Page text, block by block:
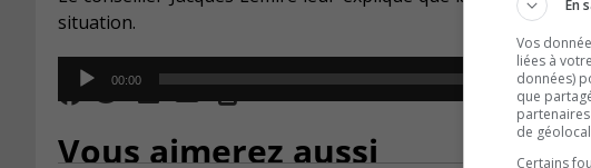
situation.
Audio
Player
00:00
Vous aimerez aussi
En
Vos
liées à
données)
que
de
Certains